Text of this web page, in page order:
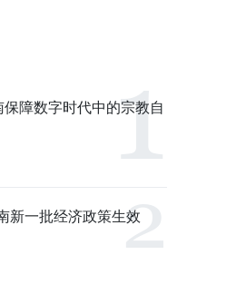
保障数字时代中的宗教自
新一批经济政策生效